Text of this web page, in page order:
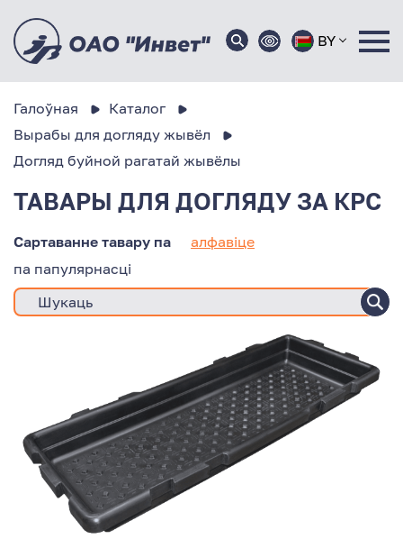
BY
Галоўная
Каталог
Вырабы для догляду жывёл
Догляд буйной рагатай жывёлы
ТАВАРЫ ДЛЯ ДОГЛЯДУ ЗА КРС
Сартаванне тавару па
алфавіце
па папулярнасці